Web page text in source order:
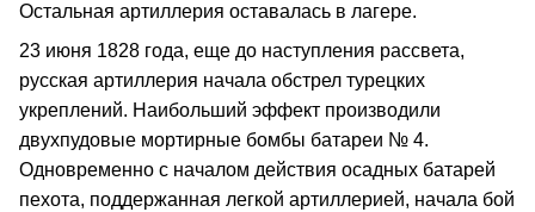
Остальная артиллерия оставалась в лагере.
23 июня 1828 года, еще до наступления рассвета,
русская артиллерия начала обстрел турецких
укреплений. Наибольший эффект производили
двухпудовые мортирные бомбы батареи № 4.
Одновременно с началом действия осадных батарей
пехота, поддержанная легкой артиллерией, начала бой